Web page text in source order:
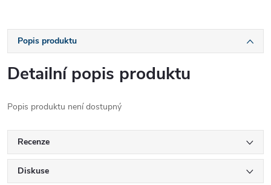
Popis produktu
Detailní popis produktu
Popis produktu není dostupný
Recenze
Diskuse